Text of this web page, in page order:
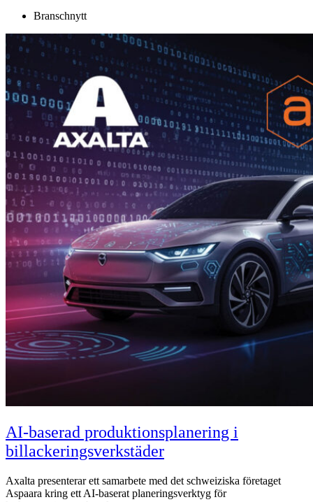
Branschnytt
AI-baserad produktionsplanering i
billackeringsverkstäder
Axalta presenterar ett samarbete med det schweiziska företaget
Aspaara kring ett AI-baserat planeringsverktyg för